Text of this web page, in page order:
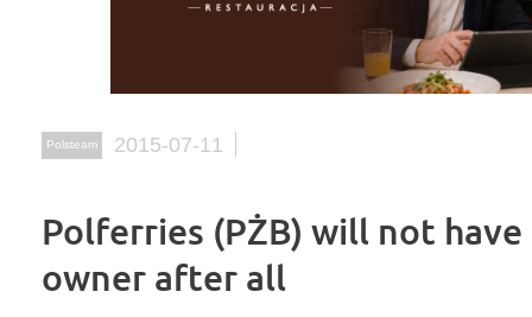
Polsteam 2015-07-11
Polferries (PŻB) will not
owner after all